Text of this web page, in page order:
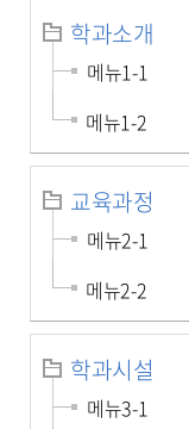
학과소개
메뉴1-1
메뉴1-2
교육과정
메뉴2-1
메뉴2-2
학과시설
메뉴3-1